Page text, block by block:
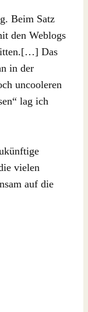
Beim Satz
den Weblogs
Das
in der
uncooleren
lag ich
vielen
auf die